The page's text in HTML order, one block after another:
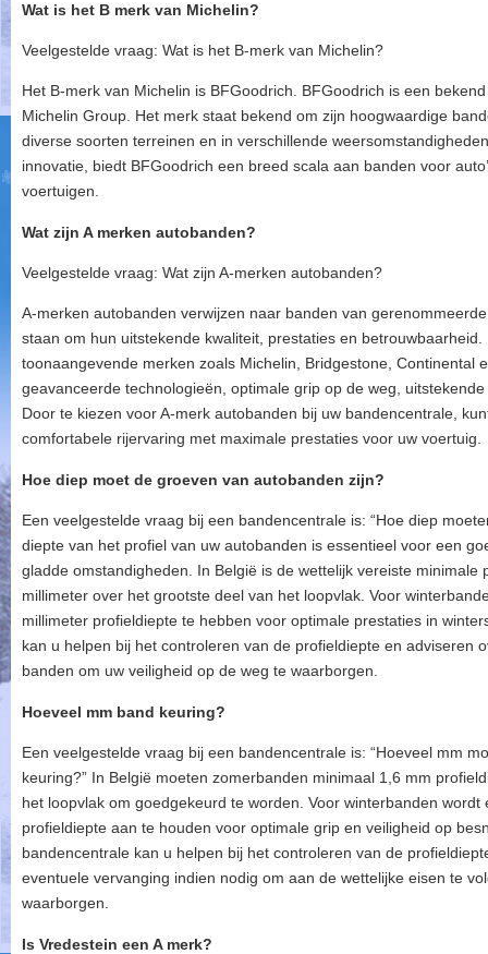
Wat is het B merk van Michelin?
Veelgestelde vraag: Wat is het B-merk van Michelin?
Het B-merk van Michelin is BFGoodrich. BFGoodrich is een
Michelin Group. Het merk staat bekend om zijn hoogwaardige
diverse soorten terreinen en in verschillende
innovatie, biedt BFGoodrich een breed scala aan banden voor
voertuigen.
Wat zijn A merken autobanden?
Veelgestelde vraag: Wat zijn A-merken autobanden?
A-merken autobanden verwijzen naar banden van
staan om hun uitstekende kwaliteit, prestaties en
toonaangevende merken zoals Michelin, Bridgestone, Continental
geavanceerde technologieën, optimale grip op de weg,
Door te kiezen voor A-merk autobanden bij uw bandencentrale,
comfortabele rijervaring met maximale prestaties voor uw voertuig.
Hoe diep moet de groeven van autobanden zijn?
Een veelgestelde vraag bij een bandencentrale is: “Hoe diep
diepte van het profiel van uw autobanden is essentieel voor een
gladde omstandigheden. In België is de wettelijk vereiste
millimeter over het grootste deel van het loopvlak. Voor
millimeter profieldiepte te hebben voor optimale prestaties in
kan u helpen bij het controleren van de profieldiepte en adviseren
banden om uw veiligheid op de weg te waarborgen.
Hoeveel mm band keuring?
Een veelgestelde vraag bij een bandencentrale is: “Hoeveel mm
keuring?” In België moeten zomerbanden minimaal 1,6 mm
het loopvlak om goedgekeurd te worden. Voor winterbanden
profieldiepte aan te houden voor optimale grip en veiligheid op
bandencentrale kan u helpen bij het controleren van de
eventuele vervanging indien nodig om aan de wettelijke eisen te
waarborgen.
Is Vredestein een A merk?